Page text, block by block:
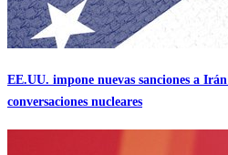
EE.UU. impone nuevas sanciones a
conversaciones nucleares